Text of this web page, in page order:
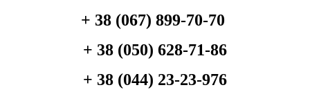
+ 38 (067) 899-70-70
+ 38 (050) 628-71-86
+ 38 (044) 23-23-976